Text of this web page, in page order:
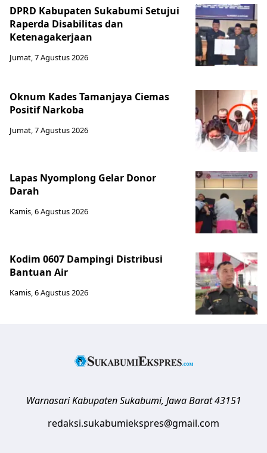
DPRD Kabupaten Sukabumi Setujui
Raperda Disabilitas dan
Ketenagakerjaan
Jumat, 7 Agustus 2026
Oknum Kades Tamanjaya Ciemas
Positif Narkoba
Jumat, 7 Agustus 2026
Lapas Nyomplong Gelar Donor
Darah
Kamis, 6 Agustus 2026
Kodim 0607 Dampingi Distribusi
Bantuan Air
Kamis, 6 Agustus 2026
Warnasari Kabupaten Sukabumi, Jawa Barat 43151
redaksi.sukabumiekspres@gmail.com